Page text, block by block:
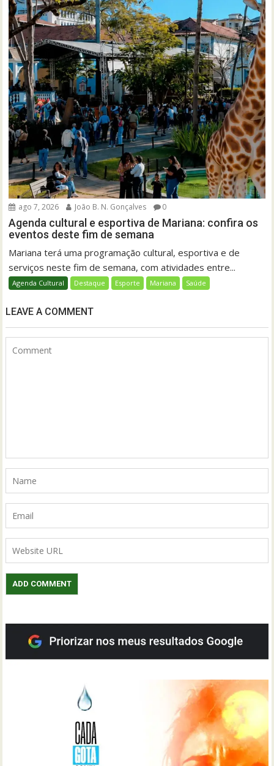
ago 7, 2026 João B. N. Gonçalves 0
Agenda cultural e esportiva de Mariana: confira os
eventos deste fim de semana
Mariana terá uma programação cultural, esportiva e de
serviços neste fim de semana, com atividades entre...
Agenda Cultural Destaque Esporte Mariana Saúde
LEAVE A COMMENT